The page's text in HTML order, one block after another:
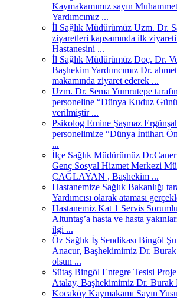
Kaymakamımız sayın
Yardımcımız ...
İl Sağlık Müdürümüz Uzm. Dr.
ziyaretleri kapsamında ilk
Hastanesini ...
İl Sağlık Müdürümüz Doç. Dr.
Başhekim Yardımcımız Dr.
makamında ziyaret ederek ...
Uzm. Dr. Sema Yumrutepe
personeline “Dünya Kuduz
verilmiştir ...
Psikolog Emine Şaşmaz
personelimize “Dünya İntiharı
...
İlçe Sağlık Müdürümüz
Genç Sosyal Hizmet Merkezi
ÇAĞLAYAN , Başhekim ...
Hastanemize Sağlık Bakanlığı
Yardımcısı olarak ataması
Hastanemiz Kat 1 Servis
Altuntaş’a hasta ve hasta
ilgi ...
Öz Sağlık İş Sendikası Bingöl
Anacur, Başhekimimiz Dr.
olsun ...
Sütaş Bingöl Entegre Tesisi
Atalay, Başhekimimiz Dr. Burak
Kocaköy Kaymakamı Sayın